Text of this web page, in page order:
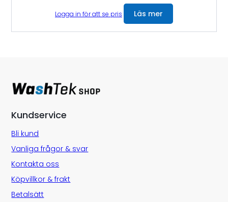
Logga in för att se pris Läs mer
Kundservice
Bli kund
Vanliga frågor & svar
Kontakta oss
Köpvillkor & frakt
Betalsätt